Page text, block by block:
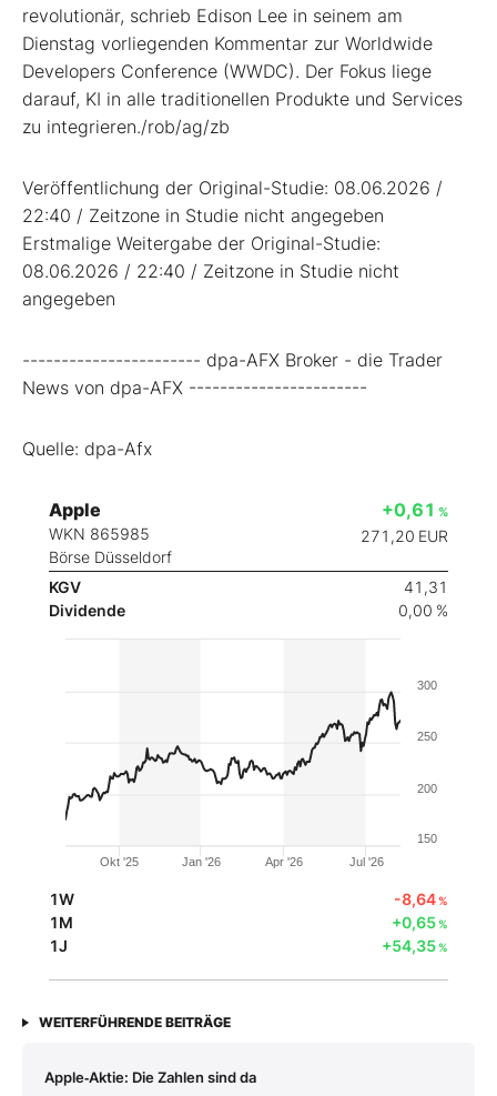
revolutionär, schrieb Edison Lee in seinem am
Dienstag vorliegenden Kommentar zur Worldwide
Developers Conference (WWDC). Der Fokus liege
darauf, KI in alle traditionellen Produkte und Services
zu integrieren./rob/ag/zb
Veröffentlichung der Original-Studie: 08.06.2026 /
22:40 / Zeitzone in Studie nicht angegeben
Erstmalige Weitergabe der Original-Studie:
08.06.2026 / 22:40 / Zeitzone in Studie nicht
angegeben
----------------------- dpa-AFX Broker - die Trader
News von dpa-AFX -----------------------
Quelle: dpa-Afx
Apple
WKN 865985
Börse Düsseldorf
+0,61 %
271,20 EUR
KGV
41,31
Dividende
0,00 %
Okt '25 Jan '26 Apr '26 Jul '26
150
200
250
300
1W -8,64%
1M +0,65%
1J +54,35%
WEITERFÜHRENDE BEITRÄGE
Apple‑Aktie: Die Zahlen sind da